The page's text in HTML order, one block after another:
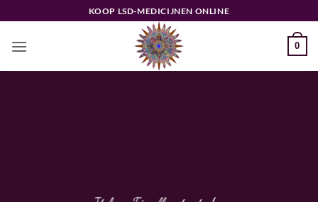
naar
inhoud
KOOP LSD-MEDICIJNEN ONLINE
0